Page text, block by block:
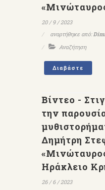
20 / 9 / 2023
αναρτήθηκε από:
Αναζήτηση
Διαβάστε
Βίντεο -
την
Δημήτρη
Ηράκλειο
26 / 6 / 2023